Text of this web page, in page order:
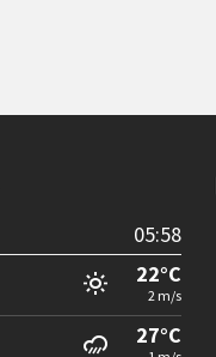
05:58
22°C
2 m/s
27°C